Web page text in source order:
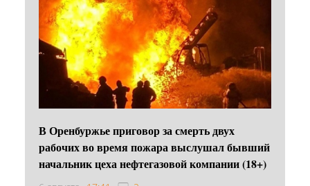
В Оренбуржье приговор за смерть двух
рабочих во время пожара выслушал бывший
начальник цеха нефтегазовой компании (18+)